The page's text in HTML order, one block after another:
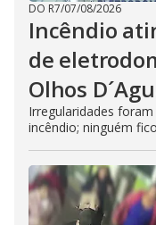
DO R7/07/08/2026
Incêndio
de
Olhos
Irregularidades
incêndio; ninguém